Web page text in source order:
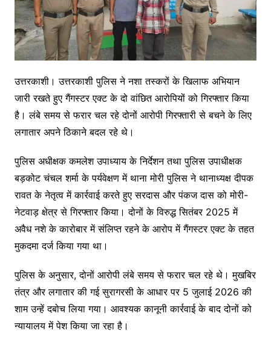
उत्तरकाशी। उत्तरकाशी पुलिस ने नशा तस्करों के खिलाफ अभियान
जारी रखते हुए गैंगस्टर एक्ट के दो वांछित आरोपियों को गिरफ्तार किया
है। लंबे समय से फरार चल रहे दोनों आरोपी गिरफ्तारी से बचने के लिए
लगातार अपने ठिकाने बदल रहे थे।
पुलिस अधीक्षक कमलेश उपाध्याय के निर्देशन तथा पुलिस उपाधीक्षक
बड़कोट चंचल शर्मा के पर्यवेक्षण में थाना मोरी पुलिस ने थानाध्यक्ष दीपक
रावत के नेतृत्व में कार्रवाई करते हुए सरदास और पंकज दास को मोरी-
नेटवाड़ क्षेत्र से गिरफ्तार किया। दोनों के विरुद्ध सितंबर 2025 में
अवैध नशे के कारोबार में संलिप्त रहने के आरोप में गैंगस्टर एक्ट के तहत
मुकदमा दर्ज किया गया था।
पुलिस के अनुसार, दोनों आरोपी लंबे समय से फरार चल रहे थे। मुखबिर
तंत्र और लगातार की गई सुरागरसी के आधार पर 5 जुलाई 2026 की
शाम उन्हें दबोच लिया गया। आवश्यक कानूनी कार्रवाई के बाद दोनों को
न्यायालय में पेश किया जा रहा है।